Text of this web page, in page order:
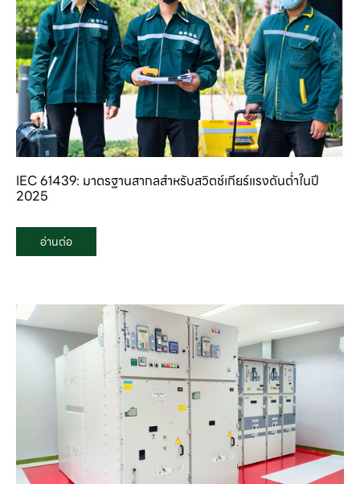
IEC 61439: มาตรฐานสากลสำหรับสวิตช์เกียร์แรงดันต่ำในปี
2025
อ่านต่อ